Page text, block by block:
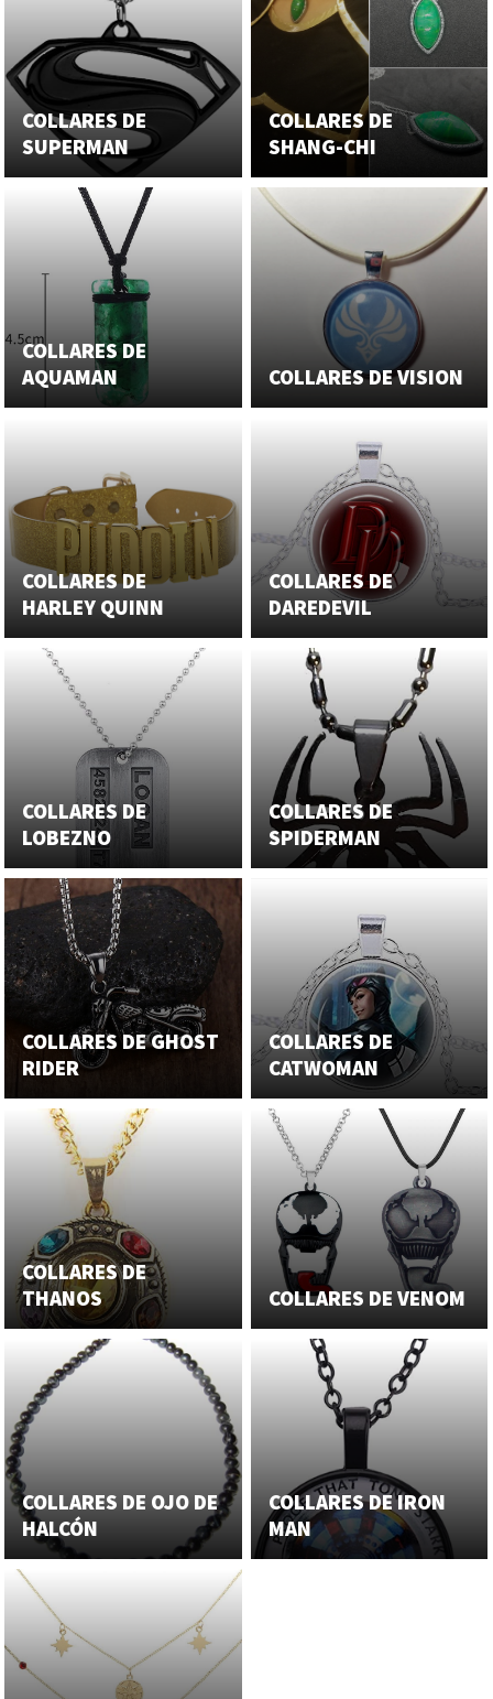
COLLARES DE
SUPERMAN
COLLARES DE
SHANG-CHI
COLLARES DE
AQUAMAN
COLLARES DE VISION
COLLARES DE
HARLEY QUINN
COLLARES DE
DAREDEVIL
COLLARES DE
LOBEZNO
COLLARES DE
SPIDERMAN
COLLARES DE GHOST
RIDER
COLLARES DE
CATWOMAN
COLLARES DE
THANOS
COLLARES DE VENOM
COLLARES DE OJO DE
HALCÓN
COLLARES DE IRON
MAN